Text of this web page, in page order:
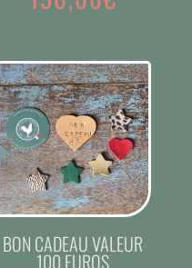
BON CADEAU VALEUR
100 EUROS